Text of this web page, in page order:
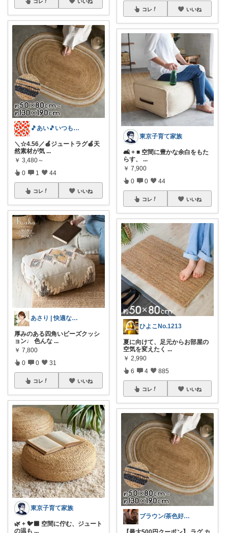
🎵あい🎵いつもありがとうございます
＼☆4.56／🍎ジュートラグ🍎天
然素材が気 ...
￥ 3,480～
0 1 44
コレ いいね
あさり | 快適な暮らし
厚みのある四角いビーズクッシ
ョン♩ 色んな ...
￥ 7,800
0 0 31
コレ いいね
東京子育て家族
🌿 + 🐦‍⬛ 空間に佇む、ジュート
の温も ...
コレ いいね
東京子育て家族
🛋️ + ■ 空間に豊かな余白をもた
らす、
...
￥ 7,900
0 0 44
コレ いいね
ひよこNo.1213
夏に向けて、足元からお部屋の
空気を変えたく ...
￥ 2,990
6 4 885
コレ いいね
ブラウン/茶色好き🤎ノブたん